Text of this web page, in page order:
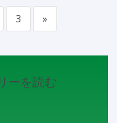
3 »
ーを読む